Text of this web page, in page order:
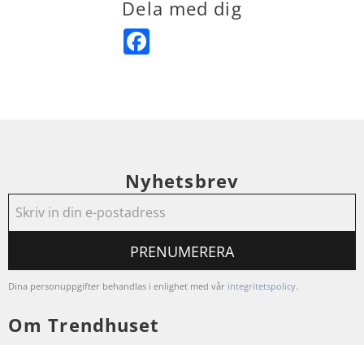
Dela med dig
Nyhetsbrev
PRENUMERERA
Dina personuppgifter behandlas i enlighet med vår integritetspolicy.
Om Trendhuset